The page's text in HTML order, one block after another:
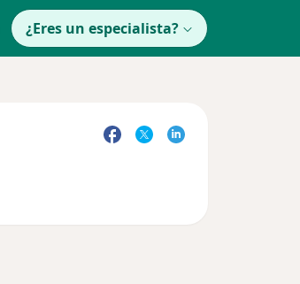
¿Eres un especialista?